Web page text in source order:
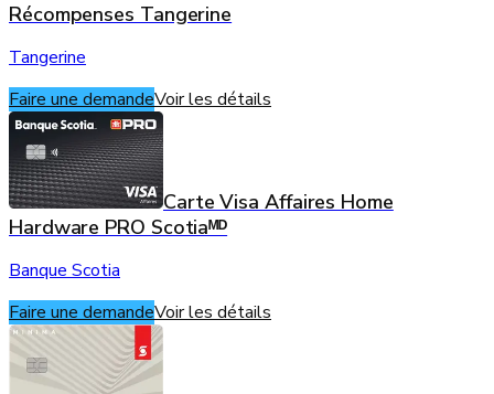
Récompenses Tangerine
Tangerine
Faire une demandeVoir les détails
Carte Visa Affaires Home
Hardware PRO Scotiaᴹᴰ
Banque Scotia
Faire une demandeVoir les détails